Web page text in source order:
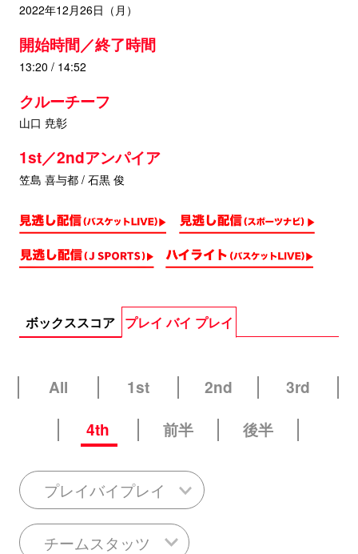
2022年12月26日（月）
開始時間／終了時間
13:20 / 14:52
クルーチーフ
山口 尭彰
1st／2ndアンパイア
笠島 喜与都 / 石黒 俊
ボックススコア プレイ バイ プレイ
All 1st 2nd
3rd
4th
前半 後半
プレイバイプレイ
チームスタッツ